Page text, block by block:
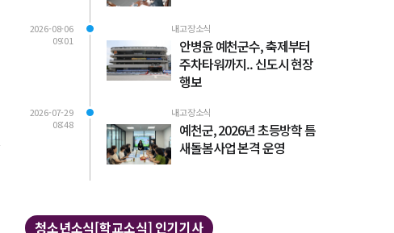
2026-08-06
09:01
내고장소식
안병윤 예천군수, 축제부터
주차타워까지.. 신도시 현장
행보
2026-07-29
08:48
내고장소식
예천군, 2026년 초등방학 틈
새돌봄사업 본격 운영
청소년소식[학교소식] 인기기사